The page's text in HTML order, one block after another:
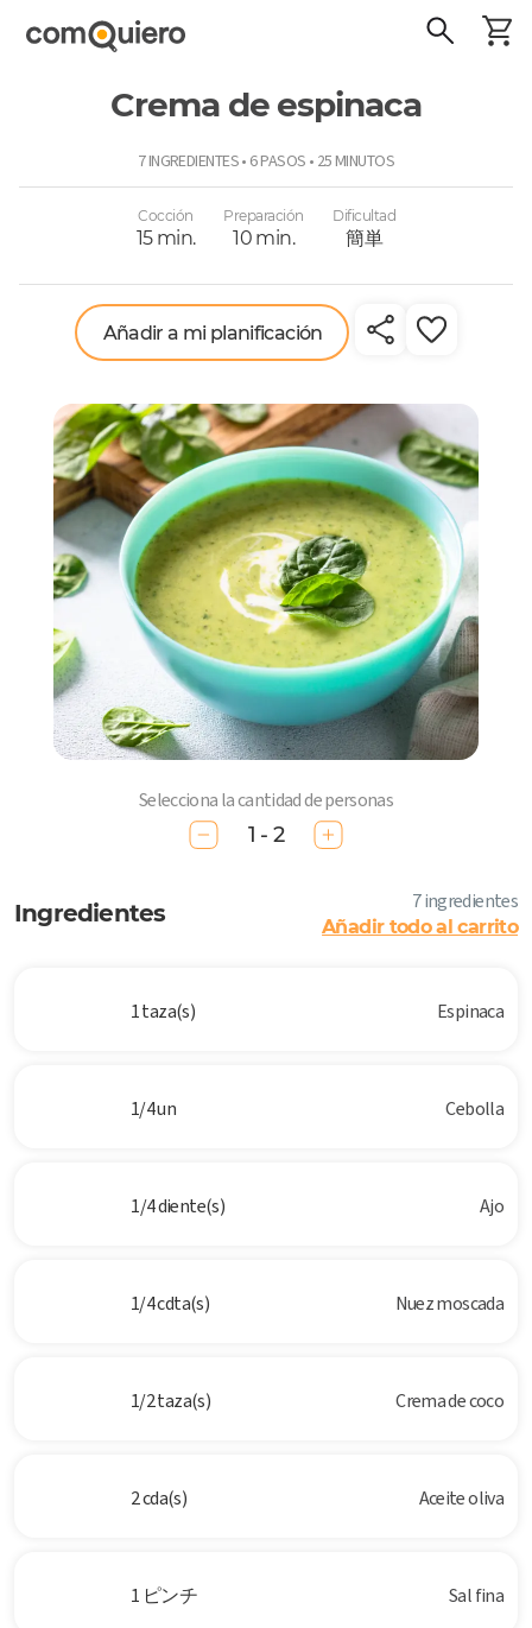
Crema de espinaca
7 INGREDIENTES • 6 PASOS • 25 MINUTOS
Cocción
15 min.
Preparación
10 min.
Dificultad
簡単
Añadir a mi planificación
Selecciona la cantidad de personas
1 - 2
Ingredientes 7 ingredientes
Añadir todo al carrito
1 taza(s) Espinaca
1/4 un Cebolla
1/4 diente(s) Ajo
1/4 cdta(s) Nuez moscada
1/2 taza(s) Crema de coco
2 cda(s) Aceite oliva
1 ピンチ Sal fina